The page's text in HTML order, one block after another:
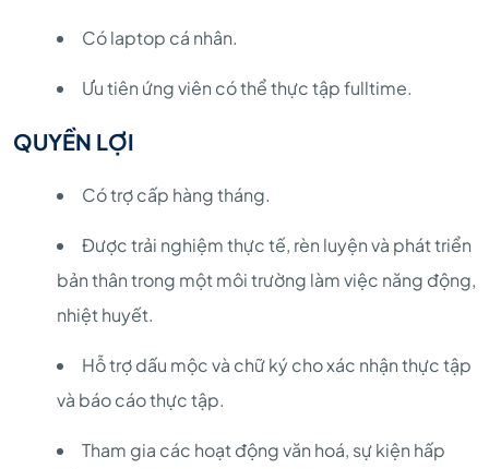
Có laptop cá nhân.
Ưu tiên ứng viên có thể thực tập fulltime.
QUYỀN LỢI
Có trợ cấp hàng tháng.
Được trải nghiệm thực tế, rèn luyện và phát triển
bản thân trong một môi trường làm việc năng động,
nhiệt huyết.
Hỗ trợ dấu mộc và chữ ký cho xác nhận thực tập
và báo cáo thực tập.
Tham gia các hoạt động văn hoá, sự kiện hấp